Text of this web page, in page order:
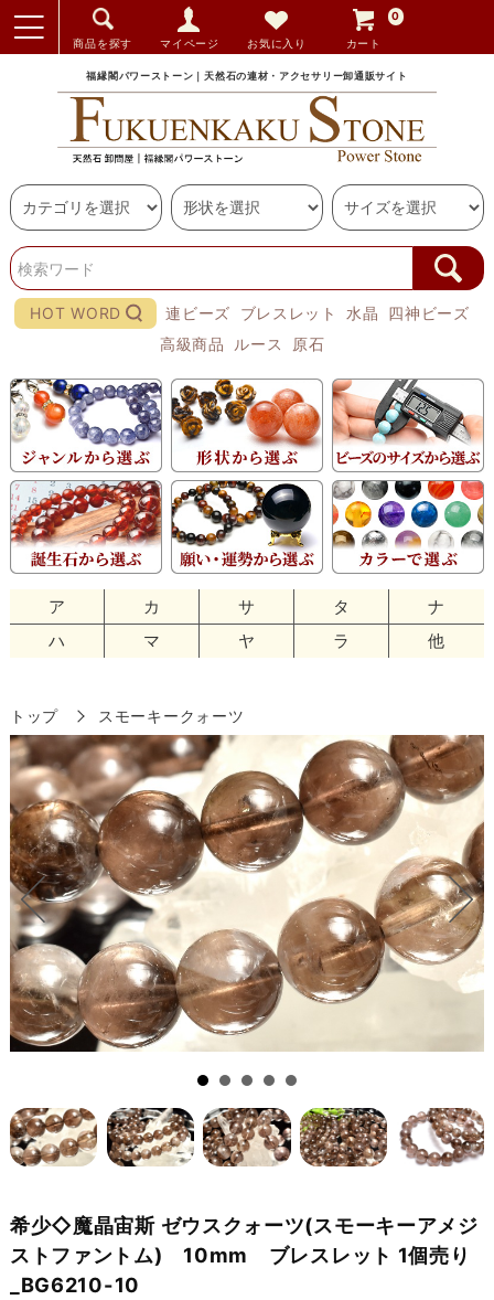
商品を探す マイページ お気に入り カート
0
福縁閣パワーストーン｜天然石の連材・アクセサリー卸通販サイト
HOT WORD 連ビーズ ブレスレット 水晶
四神ビーズ
高級商品
ルース 原石
ア カ サ タ
ナ
ハ
マ ヤ ラ 他
トップ スモーキークォーツ
希少◇魔晶宙斯 ゼウスクォーツ(スモーキーアメジ
ストファントム) 10mm ブレスレット 1個売り
_BG6210-10